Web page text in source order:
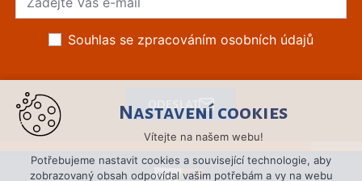
Souhlas se zpracováním osobních údajů
Nastavení cookies
Vítejte na našem webu!
Potřebujeme nastavit cookies a související technologie, aby
zobrazovaný obsah odpovídal vašim potřebám a vy na webu